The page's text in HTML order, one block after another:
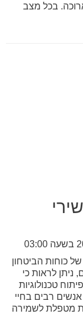
בכל מצב
כוחות הביטחון
ניתן לראות כי
טכנולוגיות
רבים בחיי
מטפלת לשמירה